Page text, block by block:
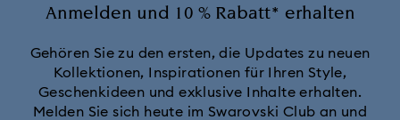
Anmelden und 10 % Rabatt* erhalten
Gehören Sie zu den ersten, die Updates zu neuen
Kollektionen, Inspirationen für Ihren Style,
Geschenkideen und exklusive Inhalte erhalten.
Melden Sie sich heute im Swarovski Club an und